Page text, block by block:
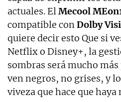
actuales. ElMecool
compatible conDolby
quiere decir esto Que si
Netflix o Disney+, la
sombras será mucho
ven negros, no grises, y
viveza que hace que